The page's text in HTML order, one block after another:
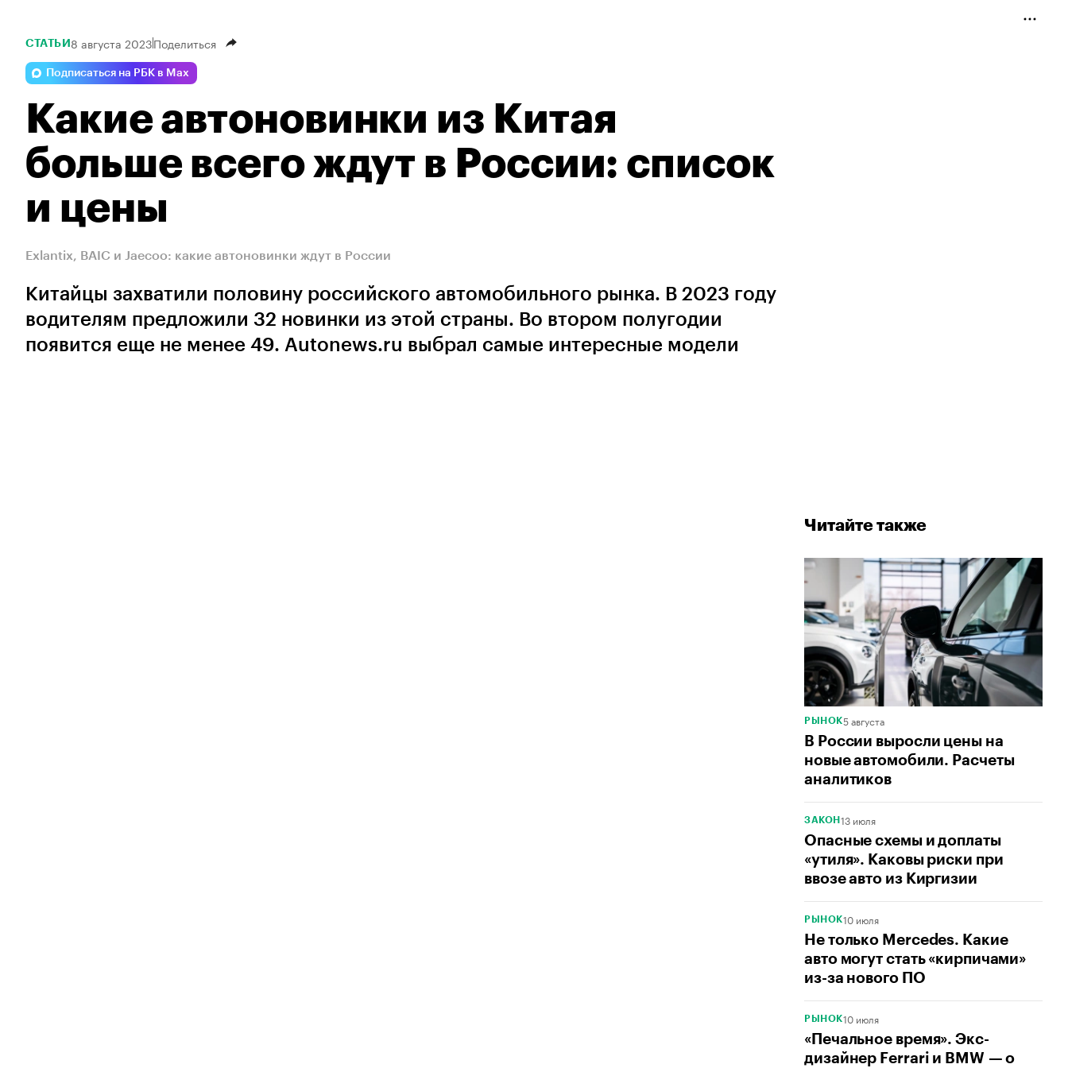
Читайте также
РЫНОК5 августа
В России выросли цены на
новые автомобили. Расчеты
аналитиков
ЗАКОН 13 июля
Опасные схемы и доплаты
«утиля». Каковы риски при
ввозе авто из Киргизии
РЫНОК10 июля
Не только Mercedes. Какие
авто могут стать «кирпичами»
из-за нового ПО
РЫНОК10 июля
«Печальное время». Экс-
дизайнер Ferrari и BMW — о
СТАТЬИ 8 августа 2023Поделиться
Подписаться на РБК в Max
Какие автоновинки из Китая
больше всего ждут в России: список
и цены
Exlantix, BAIC и Jaecoo: какие автоновинки ждут в России
Китайцы захватили половину российского автомобильного рынка. В 2023 году
водителям предложили 32 новинки из этой страны. Во втором полугодии
появится еще не менее 49. Autonews.ru выбрал самые интересные модели